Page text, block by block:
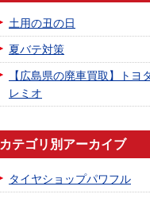
土用の丑の日
夏バテ対策
【広島県の廃車買取】トヨ
レミオ
カテゴリ別アーカイブ
タイヤショップパワフル